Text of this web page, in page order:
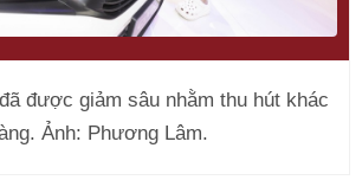
được giảm sâu nhằm thu hút khác
Ảnh: Phương Lâm.